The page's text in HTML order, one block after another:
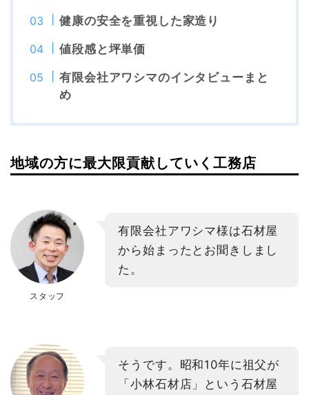
健康の安全を重視した家造り
値段感と坪単価
有限会社アワシマのインタビューまと
め
地域の方に最大限貢献していく工務店
スタッフ
有限会社アワシマ様は石材屋
から始まったとお聞きしまし
た。
そうです。昭和10年に祖父が
「小林石材店」という石材屋